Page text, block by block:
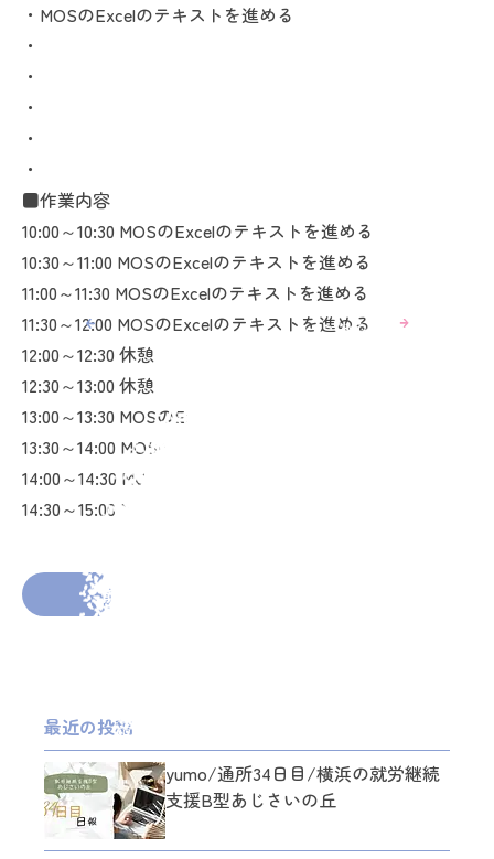
・MOSのExcelのテキストを進める
・
・
・
・
・
■作業内容
10:00～10:30 MOSのExcelのテキストを進める
10:30～11:00 MOSのExcelのテキストを進める
11:00～11:30 MOSのExcelのテキストを進める
11:30～12:00 MOSのExcelのテキストを進める
12:00～12:30 休憩
12:30～13:00 休憩
13:00～13:30 MOSのExcelのテキストを進める
13:30～14:00 MOSのExcelのテキストを進める
14:00～14:30 MOSのExcelのテキストを進める
14:30～15:00 MOSのExcelのテキストを進める
前の投稿へ
最近の投稿
yumo/通所34日目/横浜の就労継続
支援B型あじさいの丘